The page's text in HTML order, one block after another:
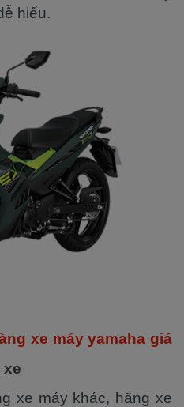
hiểu.
xe máy yamaha giá
xe
xe máy khác, hãng xe